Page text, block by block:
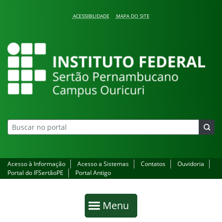
ACESSIBILIDADE MAPA DO SITE
Campus Ouricuri
Acesso à Informação Acesso a Sistemas Contatos
Ouvidoria
Portal do IFSertãoPE
Portal Antigo
Mostrar
Menu